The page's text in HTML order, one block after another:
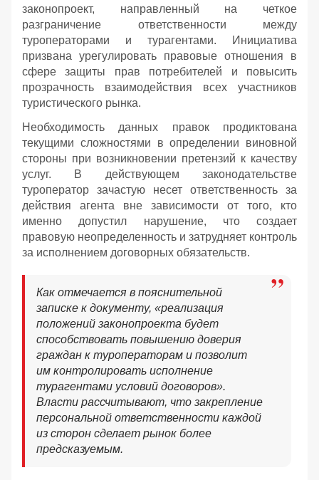
законопроект, направленный на четкое
разграничение ответственности между
туроператорами и турагентами. Инициатива
призвана урегулировать правовые отношения в
сфере защиты прав потребителей и повысить
прозрачность взаимодействия всех участников
туристического рынка.
Необходимость данных правок продиктована
текущими сложностями в определении виновной
стороны при возникновении претензий к качеству
услуг. В действующем законодательстве
туроператор зачастую несет ответственность за
действия агента вне зависимости от того, кто
именно допустил нарушение, что создает
правовую неопределенность и затрудняет контроль
за исполнением договорных обязательств.
Как отмечается в пояснительной
записке к документу, «реализация
положений законопроекта будет
способствовать повышению доверия
граждан к туроператорам и позволит
им контролировать исполнение
турагентами условий договоров».
Власти рассчитывают, что закрепление
персональной ответственности каждой
из сторон сделает рынок более
предсказуемым.